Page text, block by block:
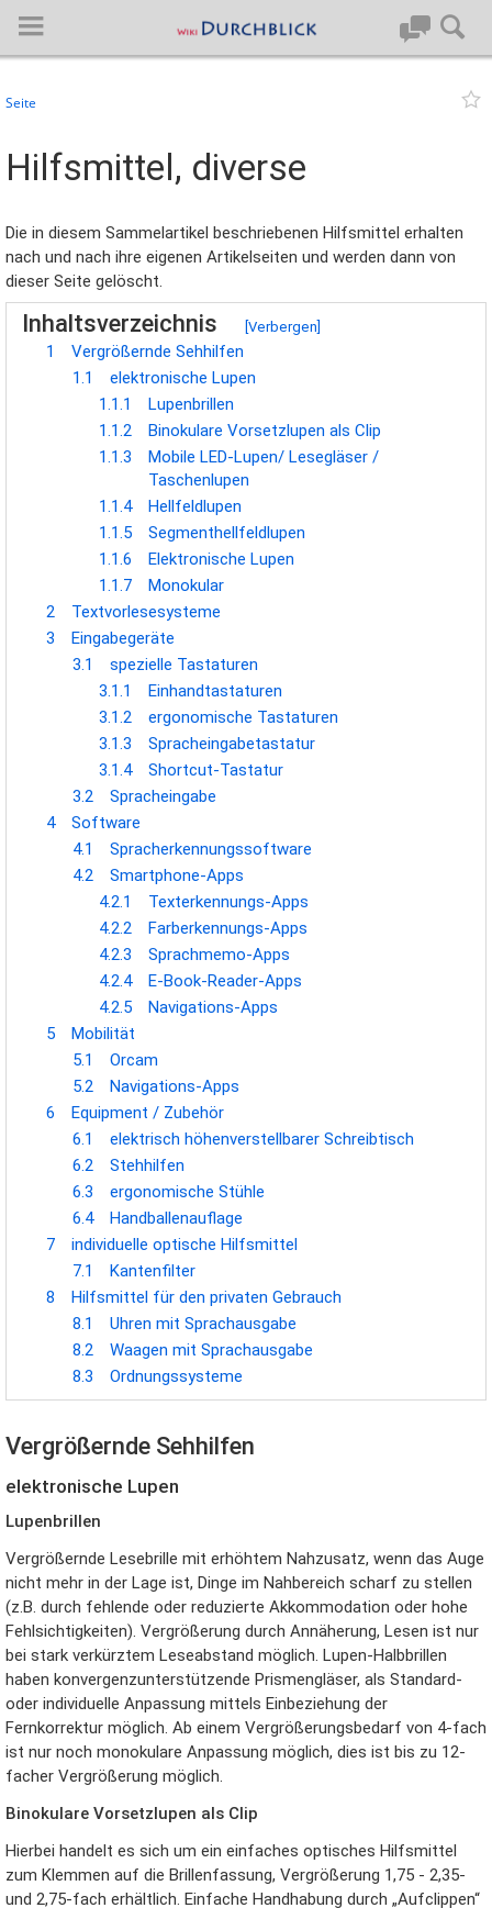
Artikel von A-Z
Letzte Änderungen
Support
Spezialseiten
Über BlueSpice
Datenschutz
Über Wiki Durchblick
Haftungsausschluss
Seite
Hilfsmittel, diverse
Die in diesem Sammelartikel beschriebenen Hilfsmittel erhalten
nach und nach ihre eigenen Artikelseiten und werden dann von
dieser Seite gelöscht.
Inhaltsverzeichnis [Verbergen]
1
Vergrößernde Sehhilfen
1.1
elektronische Lupen
1.1.1
Lupenbrillen
1.1.2
Binokulare Vorsetzlupen als Clip
1.1.3
Mobile LED-Lupen/ Lesegläser /
Taschenlupen
1.1.4
Hellfeldlupen
1.1.5
Segmenthellfeldlupen
1.1.6
Elektronische Lupen
1.1.7
Monokular
2
Textvorlesesysteme
3
Eingabegeräte
3.1
spezielle Tastaturen
3.1.1
Einhandtastaturen
3.1.2
ergonomische Tastaturen
3.1.3
Spracheingabetastatur
3.1.4
Shortcut-Tastatur
3.2
Spracheingabe
4
Software
4.1
Spracherkennungssoftware
4.2
Smartphone-Apps
4.2.1
Texterkennungs-Apps
4.2.2
Farberkennungs-Apps
4.2.3
Sprachmemo-Apps
4.2.4
E-Book-Reader-Apps
4.2.5
Navigations-Apps
5
Mobilität
5.1
Orcam
5.2
Navigations-Apps
6
Equipment / Zubehör
6.1
elektrisch höhenverstellbarer Schreibtisch
6.2
Stehhilfen
6.3
ergonomische Stühle
6.4
Handballenauflage
7
individuelle optische Hilfsmittel
7.1
Kantenfilter
8
Hilfsmittel für den privaten Gebrauch
8.1
Uhren mit Sprachausgabe
8.2
Waagen mit Sprachausgabe
8.3
Ordnungssysteme
Vergrößernde Sehhilfen
elektronische Lupen
Lupenbrillen
Vergrößernde Lesebrille mit erhöhtem Nahzusatz, wenn das Auge
nicht mehr in der Lage ist, Dinge im Nahbereich scharf zu stellen
(z.B. durch fehlende oder reduzierte Akkommodation oder hohe
Fehlsichtigkeiten). Vergrößerung durch Annäherung, Lesen ist nur
bei stark verkürztem Leseabstand möglich. Lupen-Halbbrillen
haben konvergenzunterstützende Prismengläser, als Standard-
oder individuelle Anpassung mittels Einbeziehung der
Fernkorrektur möglich. Ab einem Vergrößerungsbedarf von 4-fach
ist nur noch monokulare Anpassung möglich, dies ist bis zu 12-
facher Vergrößerung möglich.
Binokulare Vorsetzlupen als Clip
Hierbei handelt es sich um ein einfaches optisches Hilfsmittel
zum Klemmen auf die Brillenfassung, Vergrößerung 1,75 - 2,35-
und 2,75-fach erhältlich. Einfache Handhabung durch „Aufclippen“